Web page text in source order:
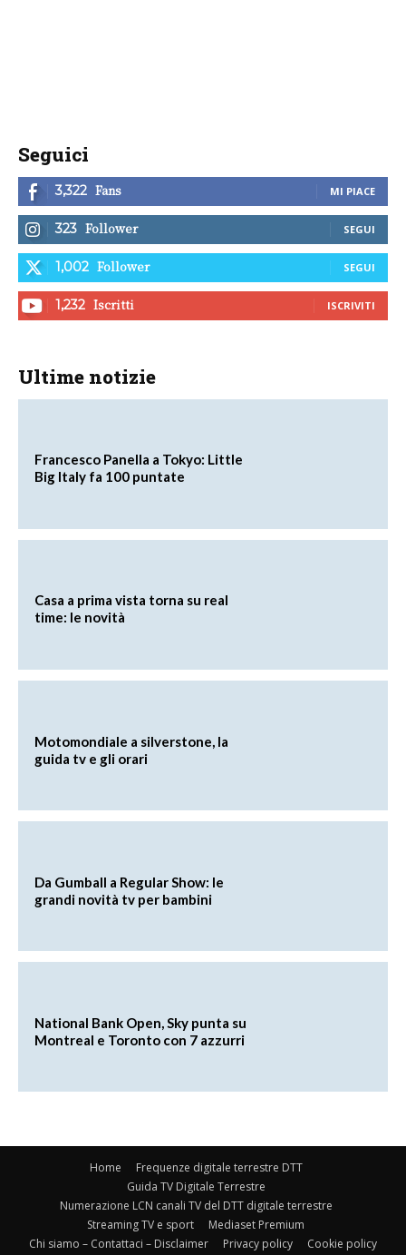
Seguici
3,322 Fans MI PIACE
323 Follower SEGUI
1,002 Follower SEGUI
1,232 Iscritti ISCRIVITI
Ultime notizie
Francesco Panella a Tokyo: Little
Big Italy fa 100 puntate
Casa a prima vista torna su real
time: le novità
Motomondiale a silverstone, la
guida tv e gli orari
Da Gumball a Regular Show: le
grandi novità tv per bambini
National Bank Open, Sky punta su
Montreal e Toronto con 7 azzurri
Home
Frequenze digitale terrestre DTT
Guida TV Digitale Terrestre
Numerazione LCN canali TV del DTT digitale terrestre
Streaming TV e sport
Mediaset Premium
Chi siamo – Contattaci – Disclaimer
Privacy policy Cookie policy